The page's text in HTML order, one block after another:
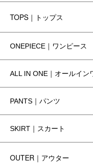
TOPS｜トップス
ONEPIECE｜ワンピース
ALL IN ONE｜オールイン
PANTS｜パンツ
SKIRT｜スカート
OUTER｜アウター